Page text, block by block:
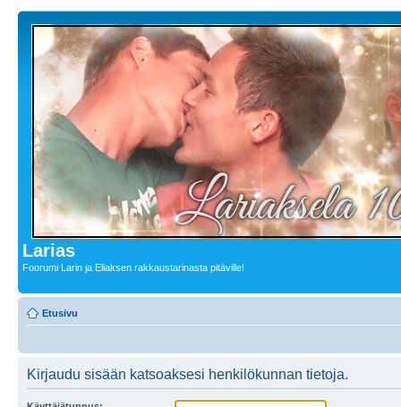
Larias
Foorumi Larin ja Eliaksen rakkaustarinasta pitäville!
Etusivu
Kirjaudu sisään katsoaksesi henkilökunnan tietoja.